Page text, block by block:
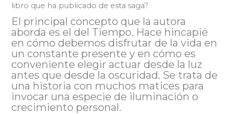
libro que ha publicado de esta saga?
El principal concepto que la autora
aborda es el del Tiempo. Hace hincapié
en cómo debemos disfrutar de la vida en
un constante presente y en cómo es
conveniente elegir actuar desde la luz
antes que desde la oscuridad. Se trata de
una historia con muchos matices para
invocar una especie de iluminación o
crecimiento personal.